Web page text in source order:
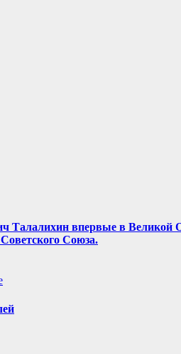
Талалихин впервые в
Союза.